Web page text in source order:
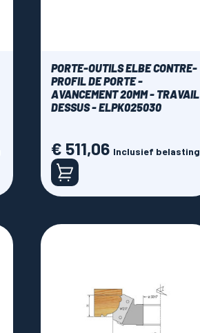
PORTE-OUTILS ELBE CONTRE-
PROFIL DE PORTE -
AVANCEMENT 20MM - TRAVAIL
DESSUS - ELPK025030
Prijs
€ 511,06 Inclusief belasting